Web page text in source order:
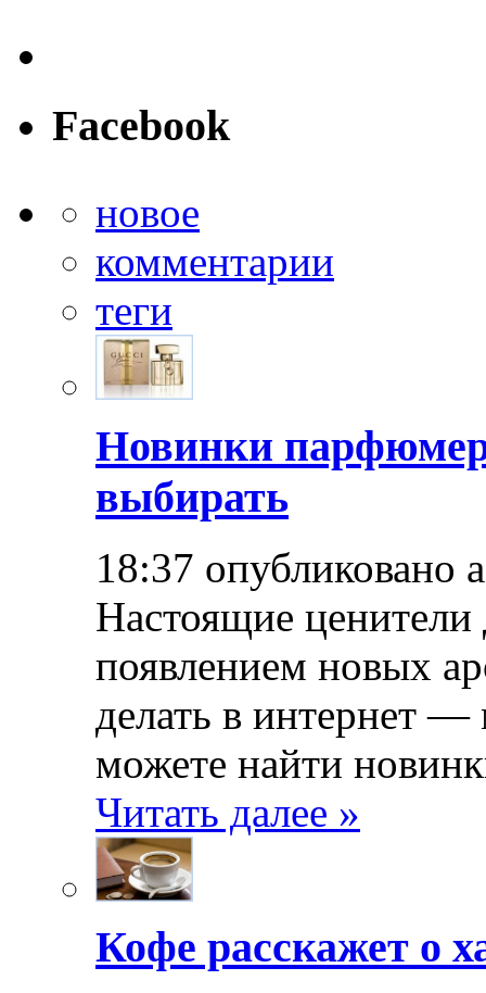
Facebook
новое
комментарии
теги
Новинки
выбирать
18:37 опубликовано
Настоящие ценители
появлением новых
делать в интернет —
можете найти
Читать далее »
Кофе расскажет о